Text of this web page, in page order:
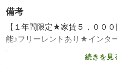
備考
【１年間限定★家賃５，００
能♪フリーレントあり★インタ
２台確保可能！城北小学校・
におススメ（＾＾）／・賃貸
続きを見